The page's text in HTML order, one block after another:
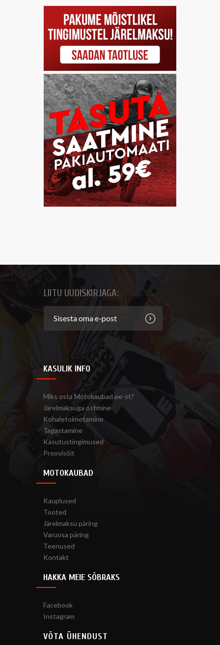
LIITU UUDISKIRJAGA:
KASULIK INFO
Miks osta Motokaubad.ee-st?
Järelmaksuga ostmine
Kohaletoimetamine
Tagastamine
Kasutustingimused
Proovisõit
MOTOKAUBAD
Kauplused
Tooted
Järelmaksu päring
Varuosa päring
Teenused
Kontakt
HAKKA MEIE SÕBRAKS
Facebook
Instagram
VÕTA ÜHENDUST